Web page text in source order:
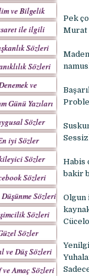
ve Bilgelik
Sözleri
ile ilgili
Yazılar
Sözleri
Sözleri
ve
Sözleri
Günü Yazıları
Sözler
iyi Sözler
Sözler
Sözleri
Sözleri
Sözleri
Sözler
ve Düş Sözleri
ve Amaç Sözleri
Pek
Murat
Habis
bakir
Olgun